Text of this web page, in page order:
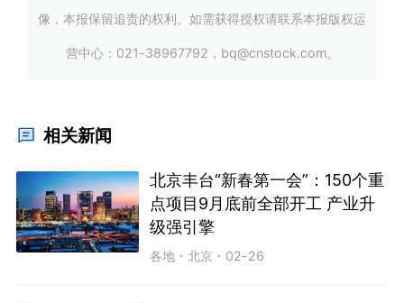
像，本报保留追责的权利。如需获得授权请联系本报版权运
营中心：021-38967792，bq@cnstock.com。
相关新闻
北京丰台“新春第一会”：150个重
点项目9月底前全部开工 产业升
级强引擎
各地 ・北京 ・ 02-26